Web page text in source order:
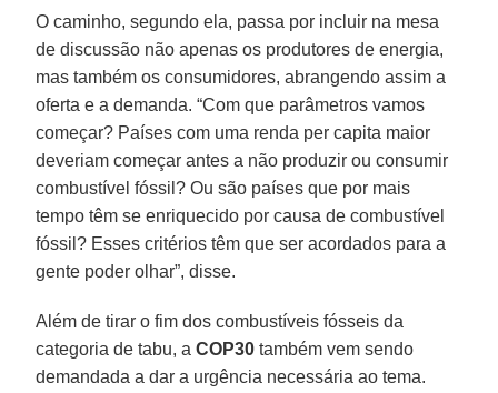
O caminho, segundo ela, passa por incluir na mesa
de discussão não apenas os produtores de energia,
mas também os consumidores, abrangendo assim a
oferta e a demanda. “Com que parâmetros vamos
começar? Países com uma renda per capita maior
deveriam começar antes a não produzir ou consumir
combustível fóssil? Ou são países que por mais
tempo têm se enriquecido por causa de combustível
fóssil? Esses critérios têm que ser acordados para a
gente poder olhar”, disse.
Além de tirar o fim dos combustíveis fósseis da
categoria de tabu, aCOP30 também vem sendo
demandada a dar a urgência necessária ao tema.